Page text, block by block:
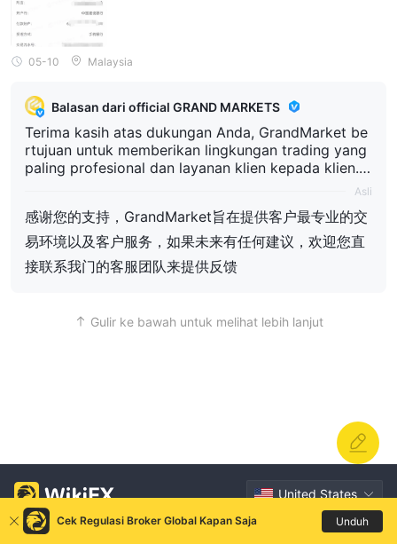
05-10 Malaysia
Balasan dari official GRAND MARKETS
Terima kasih atas dukungan Anda, GrandMarket be
rtujuan untuk memberikan lingkungan trading yang
paling profesional dan layanan klien kepada klien. J
ika ada saran di masa mendatang, Anda dapat lang
mberikan umpan balik
Asli
感谢您的支持，GrandMarket旨在提供客户最专业的交
易环境以及客户服务，如果未来有任何建议，欢迎您直
接联系我门的客服团队来提供反馈
Gulir ke bawah untuk melihat lebih lanjut
United States
Cek Regulasi Broker Global Kapan Saja Unduh